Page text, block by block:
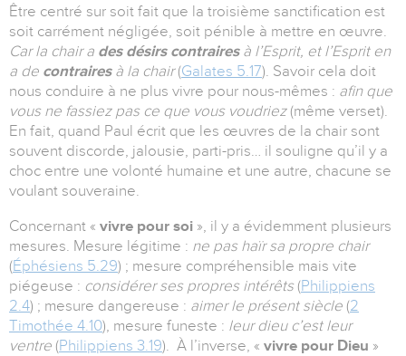
Être centré sur soit fait que la troisième sanctification est
soit carrément négligée, soit pénible à mettre en œuvre.
Car la chair a des désirs contrairesà l’Esprit, et l’Esprit en
a de contrairesà la chair(Galates 5.17). Savoir cela doit
nous conduire à ne plus vivre pour nous-mêmes : afin que
vous ne fassiez pas ce que vous voudriez(même verset).
En fait, quand Paul écrit que les œuvres de la chair sont
souvent discorde, jalousie, parti-pris… il souligne qu’il y a
choc entre une volonté humaine et une autre, chacune se
voulant souveraine.
Concernant « vivre pour soi », il y a évidemment plusieurs
mesures. Mesure légitime : ne pas haïr sa propre chair
(Éphésiens 5.29) ; mesure compréhensible mais vite
piégeuse : considérer ses propres intérêts(Philippiens
2.4) ; mesure dangereuse : aimer le présent siècle (2
Timothée 4.10), mesure funeste : leur dieu c’est leur
ventre (Philippiens 3.19). À l’inverse, « vivre pour Dieu »